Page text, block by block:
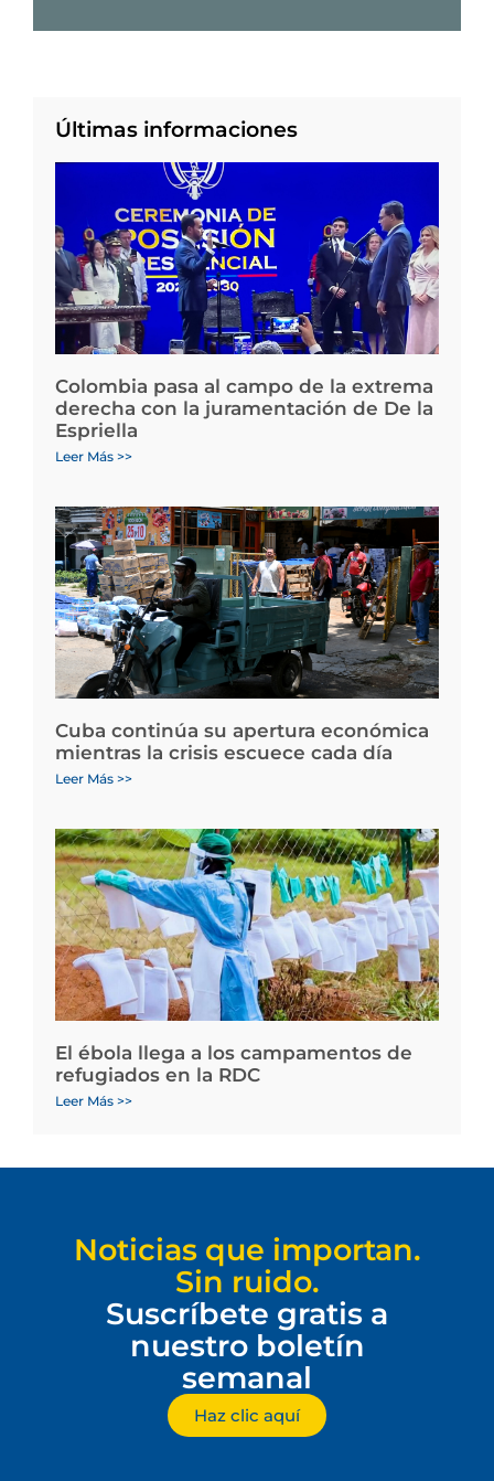
Últimas informaciones
Colombia pasa al campo de la extrema
derecha con la juramentación de De la
Espriella
Leer Más >>
Cuba continúa su apertura económica
mientras la crisis escuece cada día
Leer Más >>
El ébola llega a los campamentos de
refugiados en la RDC
Leer Más >>
Noticias que importan.
Sin ruido.
Suscríbete gratis a
nuestro boletín
semanal
Haz clic aquí